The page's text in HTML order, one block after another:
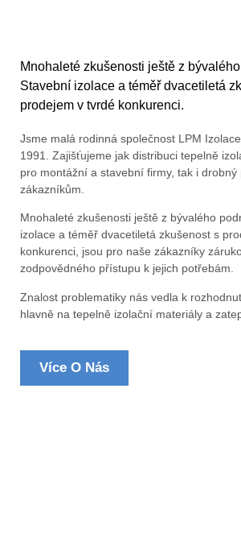
Mnohaleté zkušenosti ještě z
Stavební izolace a téměř dvacetiletá
prodejem v tvrdé konkurenci.
Jsme malá rodinná společnost LPM
1991. Zajišťujeme jak distribuci tepelně
pro montážní a stavební firmy, tak i drobný
zákazníkům.
Mnohaleté zkušenosti ještě z bývalého
izolace a téměř dvacetiletá zkušenost s
konkurenci, jsou pro naše zákazníky
zodpovědného přístupu k jejich potřebám.
Znalost problematiky nás vedla k
hlavně na tepelně izolační materiály a
Více O Nás